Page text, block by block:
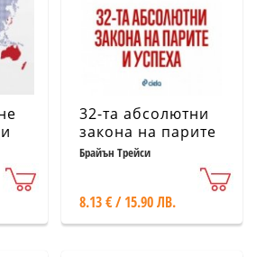
32-та абсолютни
закона на парите
и успеха
Брайън Трейси
8.13 € / 15.90 ЛВ.